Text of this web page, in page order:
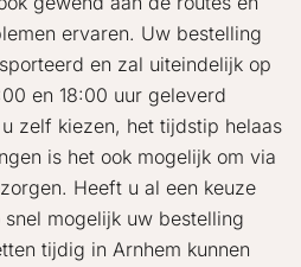
ervaren. Uw bestelling
en zal uiteindelijk op
en 18:00 uur geleverd
zelf kiezen, het tijdstip helaas
is het ook mogelijk om via
Heeft u al een keuze
mogelijk uw bestelling
tijdig in Arnhem kunnen